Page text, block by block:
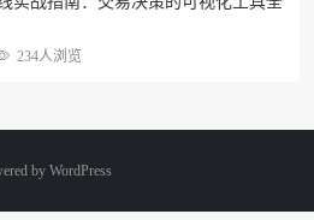
234人浏览
by WordPress